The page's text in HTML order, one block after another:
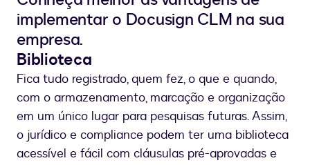
implementar o Docusign CLM na sua
empresa.
Biblioteca
Fica tudo registrado, quem fez, o que e quando,
com o armazenamento, marcação e organização
em um único lugar para pesquisas futuras. Assim,
o jurídico e compliance podem ter uma biblioteca
acessível e fácil com cláusulas pré-aprovadas e